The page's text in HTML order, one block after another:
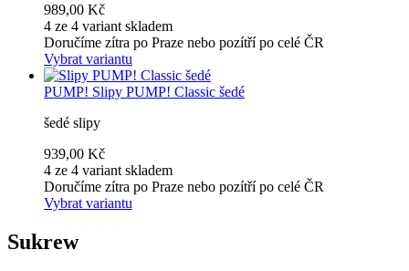
989,00 Kč
4 ze 4 variant skladem
Doručíme zítra po Praze nebo pozítří po celé ČR
Vybrat variantu
PUMP! Slipy PUMP! Classic šedé
šedé slipy
939,00 Kč
4 ze 4 variant skladem
Doručíme zítra po Praze nebo pozítří po celé ČR
Vybrat variantu
Sukrew